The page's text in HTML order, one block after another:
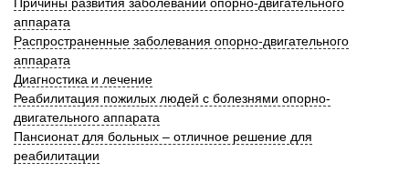
аппарата
Распространенные заболевания опорно-двигательного
аппарата
Диагностика и лечение
Реабилитация пожилых людей с болезнями опорно-
двигательного аппарата
Пансионат для больных – отличное решение для
реабилитации